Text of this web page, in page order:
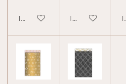
In winkelwagenIn winkelwagen